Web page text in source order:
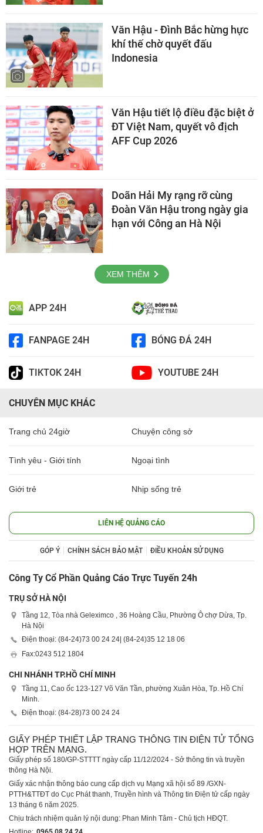
Văn Hậu - Đình Bắc hừng hực
khí thế chờ quyết đấu
Indonesia
Văn Hậu tiết lộ điều đặc biệt ở
ĐT Việt Nam, quyết vô địch
AFF Cup 2026
Doãn Hải My rạng rỡ cùng
Đoàn Văn Hậu trong ngày gia
hạn với Công an Hà Nội
XEM THÊM
APP 24H
FANPAGE 24H BÓNG ĐÁ 24H
TIKTOK 24H YOUTUBE 24H
CHUYÊN MỤC KHÁC
Trang chủ 24giờ Chuyện công sở
Tình yêu - Giới tính Ngoại tình
Giới trẻ Nhịp sống trẻ
LIÊN HỆ QUẢNG CÁO
GÓP Ý CHÍNH SÁCH BẢO MẬT ĐIỀU KHOẢN SỬ DỤNG
Công Ty Cổ Phần Quảng Cáo Trực Tuyến 24h
TRỤ SỞ HÀ NỘI
Tầng 12, Tòa nhà Geleximco , 36 Hoàng Cầu, Phường Ô chợ Dừa, Tp.
Hà Nội
Điện thoại: (84-24)73 00 24 24| (84-24)35 12 18 06
Fax:0243 512 1804
CHI NHÁNH TP.HỒ CHÍ MINH
Tầng 11, Cao ốc 123-127 Võ Văn Tần, phường Xuân Hòa, Tp. Hồ Chí
Minh.
Điện thoại: (84-28)73 00 24 24
GIẤY PHÉP THIẾT LẬP TRANG THÔNG TIN ĐIỆN TỬ TỔNG
HỢP TRÊN MẠNG.
Giấy phép số 180/GP-STTTT ngày cấp 11/12/2024 - Sở thông tin và truyền
thông Hà Nội.
Giấy xác nhận thông báo cung cấp dịch vụ Mạng xã hội số 89 /GXN-
PTTH&TTĐT do Cục Phát thanh, Truyền hình và Thông tin Điện tử cấp ngày
13 tháng 6 năm 2025.
Chịu trách nhiệm quản lý nội dung: Phan Minh Tâm - Chủ tịch HĐQT.